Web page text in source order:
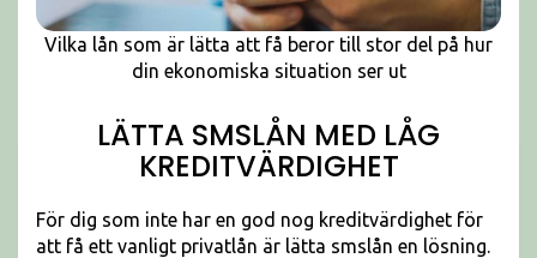
Vilka lån som är lätta att få beror till stor del på hur
din ekonomiska situation ser ut
LÄTTA SMSLÅN MED LÅG
KREDITVÄRDIGHET
För dig som inte har en god nog kreditvärdighet för
att få ett vanligt privatlån är lätta smslån en lösning.